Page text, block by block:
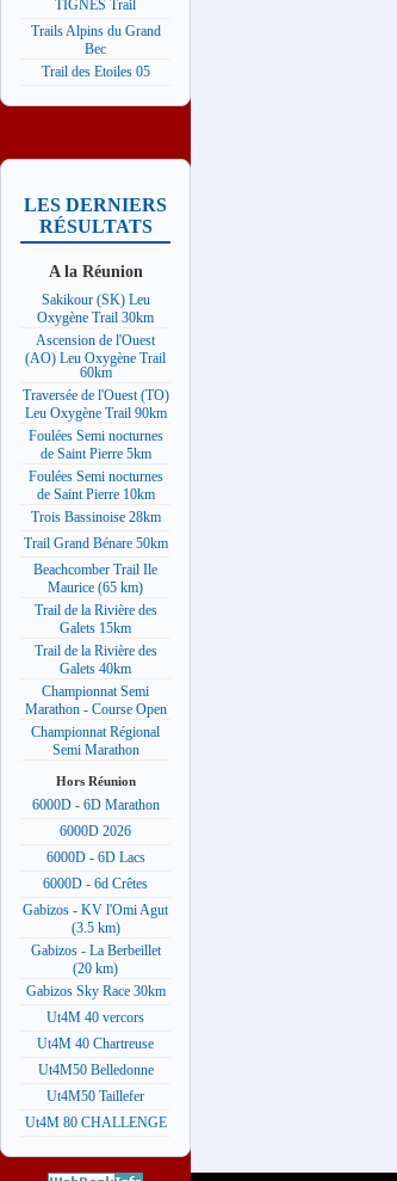
TIGNES Trail
Trails Alpins du Grand
Bec
Trail des Etoiles 05
LES DERNIERS
RÉSULTATS
A la Réunion
Sakikour (SK) Leu
Oxygène Trail 30km
Ascension de l'Ouest
(AO) Leu Oxygène Trail
60km
Traversée de l'Ouest (TO)
Leu Oxygène Trail 90km
Foulées Semi nocturnes
de Saint Pierre 5km
Foulées Semi nocturnes
de Saint Pierre 10km
Trois Bassinoise 28km
Trail Grand Bénare 50km
Beachcomber Trail Ile
Maurice (65 km)
Trail de la Rivière des
Galets 15km
Trail de la Rivière des
Galets 40km
Championnat Semi
Marathon - Course Open
Championnat Régional
Semi Marathon
Hors Réunion
6000D - 6D Marathon
6000D 2026
6000D - 6D Lacs
6000D - 6d Crêtes
Gabizos - KV l'Omi Agut
(3.5 km)
Gabizos - La Berbeillet
(20 km)
Gabizos Sky Race 30km
Ut4M 40 vercors
Ut4M 40 Chartreuse
Ut4M50 Belledonne
Ut4M50 Taillefer
Ut4M 80 CHALLENGE